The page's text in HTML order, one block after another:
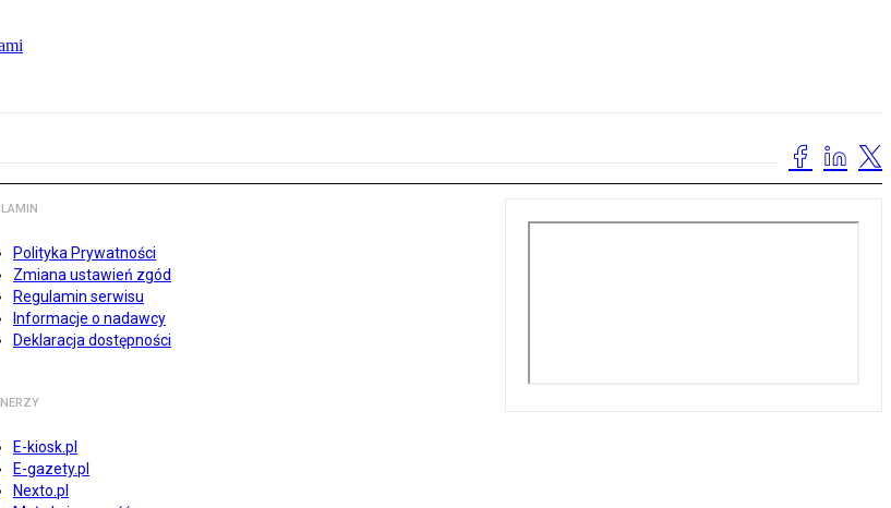
Polityka Prywatności
Zmiana ustawień zgód
Regulamin serwisu
Informacje o nadawcy
Deklaracja dostępności
E-kiosk.pl
E-gazety.pl
Nexto.pl